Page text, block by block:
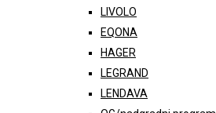
LIVOLO
EQONA
HAGER
LEGRAND
LENDAVA